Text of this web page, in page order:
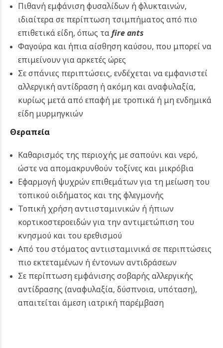
Πιθανή εμφάνιση φυσαλίδων ή φλυκταινών,
ιδιαίτερα σε περίπτωση τσιμπήματος από πιο
επιθετικά είδη, όπως ταfire ants
Φαγούρα και ήπια αίσθηση καύσου, που μπορεί να
επιμείνουν για αρκετές ώρες
Σε σπάνιες περιπτώσεις, ενδέχεται να εμφανιστεί
αλλεργική αντίδραση ή ακόμη και αναφυλαξία,
κυρίως μετά από επαφή με τροπικά ή μη ενδημικά
είδη μυρμηγκιών
Θεραπεία
Καθαρισμός της περιοχής με σαπούνι και νερό,
ώστε να απομακρυνθούν τοξίνες και μικρόβια
Εφαρμογή ψυχρών επιθεμάτων για τη μείωση του
τοπικού οιδήματος και της φλεγμονής
Τοπική χρήση αντιισταμινικών ή ήπιων
κορτικοστεροειδών για την αντιμετώπιση του
κνησμού και του ερεθισμού
Από του στόματος αντιισταμινικά σε περιπτώσεις
πιο εκτεταμένων ή έντονων αντιδράσεων
Σε περίπτωση εμφάνισης σοβαρής αλλεργικής
αντίδρασης (αναφυλαξία, δύσπνοια, υπόταση),
απαιτείται άμεση ιατρική παρέμβαση